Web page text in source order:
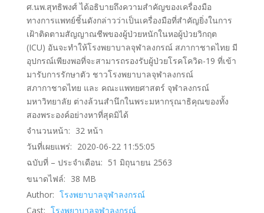
ศ.นพ.สุทธิพงศ์ ได้อธิบายถึงความสำคัญของเครื่องมือ
ทางการแพทย์ชิ้นดังกล่าวว่าเป็นเครื่องมือที่สำคัญยิ่งในการ
เฝ้าติดตามสัญญาณชีพของผู้ป่วยหนักในหอผู้ป่วยวิกฤต
(ICU) อันจะทำให้โรงพยาบาลจุฬาลงกรณ์ สภากาชาดไทย มี
อุปกรณ์เพียงพอที่จะสามารถรองรับผู้ป่วยโรคโควิด-19 ที่เข้า
มารับการรักษาตัว ชาวโรงพยาบาลจุฬาลงกรณ์
สภากาชาดไทย และ คณะแพทยศาสตร์ จุฬาลงกรณ์
มหาวิทยาลัย ต่างล้วนสำนึกในพระมหากรุณาธิคุณของทั้ง
สองพระองค์อย่างหาที่สุดมิได้
จำนวนหน้า: 32 หน้า
วันที่เผยแพร่: 2020-06-22 11:55:05
ฉบับที่ – ประจำเดือน: 51 มิถุนายน 2563
ขนาดไฟล์: 38 MB
Author: โรงพยาบาลจุฬาลงกรณ์
Cast: โรงพยาบาลจุฬาลงกรณ์